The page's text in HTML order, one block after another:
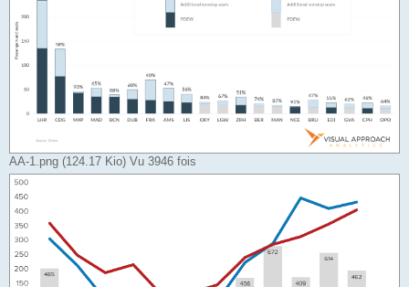
AA-1.png (124.17 Kio) Vu 3946 fois